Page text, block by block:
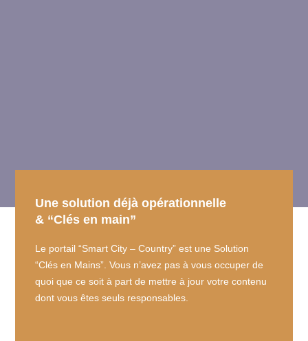
Une solution déjà opérationnelle
& “Clés en main”
Le portail “Smart City – Country” est une Solution
“Clés en Mains”. Vous n’avez pas à vous occuper de
quoi que ce soit à part de mettre à jour votre contenu
dont vous êtes seuls responsables.